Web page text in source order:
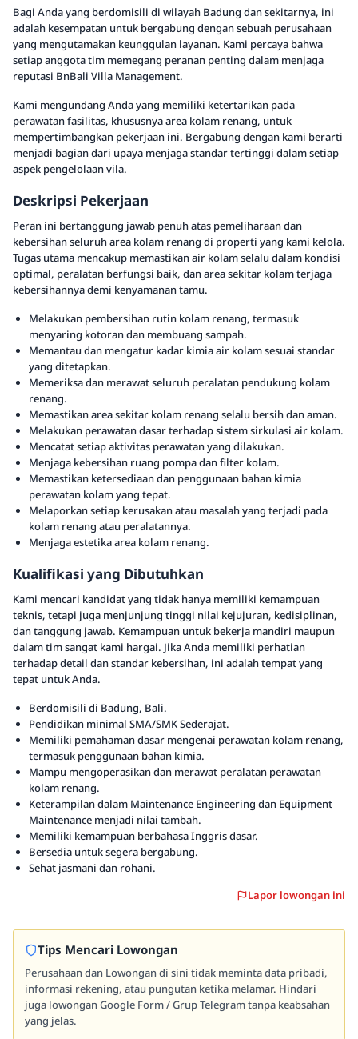
Bagi Anda yang berdomisili di wilayah Badung dan sekitarnya, ini
adalah kesempatan untuk bergabung dengan sebuah perusahaan
yang mengutamakan keunggulan layanan. Kami percaya bahwa
setiap anggota tim memegang peranan penting dalam menjaga
reputasi BnBali Villa Management.
Kami mengundang Anda yang memiliki ketertarikan pada
perawatan fasilitas, khususnya area kolam renang, untuk
mempertimbangkan pekerjaan ini. Bergabung dengan kami berarti
menjadi bagian dari upaya menjaga standar tertinggi dalam setiap
aspek pengelolaan vila.
Deskripsi Pekerjaan
Peran ini bertanggung jawab penuh atas pemeliharaan dan
kebersihan seluruh area kolam renang di properti yang kami kelola.
Tugas utama mencakup memastikan air kolam selalu dalam kondisi
optimal, peralatan berfungsi baik, dan area sekitar kolam terjaga
kebersihannya demi kenyamanan tamu.
Melakukan pembersihan rutin kolam renang, termasuk
menyaring kotoran dan membuang sampah.
Memantau dan mengatur kadar kimia air kolam sesuai standar
yang ditetapkan.
Memeriksa dan merawat seluruh peralatan pendukung kolam
renang.
Memastikan area sekitar kolam renang selalu bersih dan aman.
Melakukan perawatan dasar terhadap sistem sirkulasi air kolam.
Mencatat setiap aktivitas perawatan yang dilakukan.
Menjaga kebersihan ruang pompa dan filter kolam.
Memastikan ketersediaan dan penggunaan bahan kimia
perawatan kolam yang tepat.
Melaporkan setiap kerusakan atau masalah yang terjadi pada
kolam renang atau peralatannya.
Menjaga estetika area kolam renang.
Kualifikasi yang Dibutuhkan
Kami mencari kandidat yang tidak hanya memiliki kemampuan
teknis, tetapi juga menjunjung tinggi nilai kejujuran, kedisiplinan,
dan tanggung jawab. Kemampuan untuk bekerja mandiri maupun
dalam tim sangat kami hargai. Jika Anda memiliki perhatian
terhadap detail dan standar kebersihan, ini adalah tempat yang
tepat untuk Anda.
Berdomisili di Badung, Bali.
Pendidikan minimal SMA/SMK Sederajat.
Memiliki pemahaman dasar mengenai perawatan kolam renang,
termasuk penggunaan bahan kimia.
Mampu mengoperasikan dan merawat peralatan perawatan
kolam renang.
Keterampilan dalam Maintenance Engineering dan Equipment
Maintenance menjadi nilai tambah.
Memiliki kemampuan berbahasa Inggris dasar.
Bersedia untuk segera bergabung.
Sehat jasmani dan rohani.
Lapor lowongan ini
Tips Mencari Lowongan
Perusahaan dan Lowongan di sini tidak meminta data pribadi,
informasi rekening, atau pungutan ketika melamar. Hindari
juga lowongan Google Form / Grup Telegram tanpa keabsahan
yang jelas.